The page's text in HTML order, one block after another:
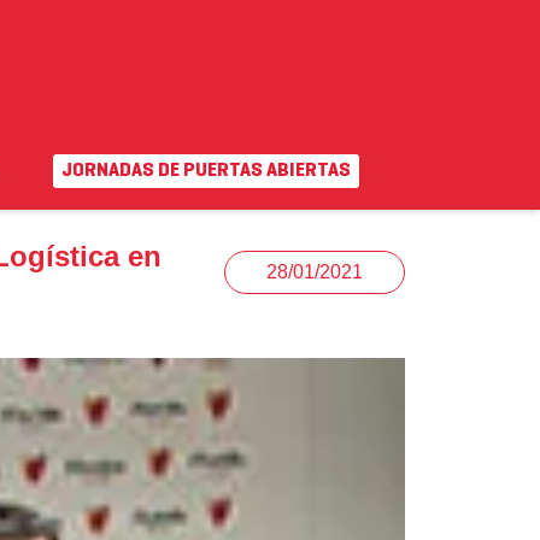
Campus virtual EN|VA
JORNADAS DE PUERTAS ABIERTAS
en
28/01/2021